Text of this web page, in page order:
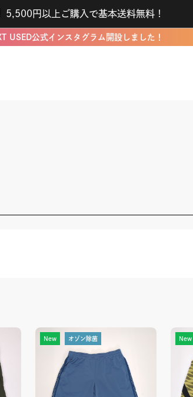
5,500円以上ご購入で基本送料無料！
USED公式インスタグラム開設しました！
New オゾン除菌 New